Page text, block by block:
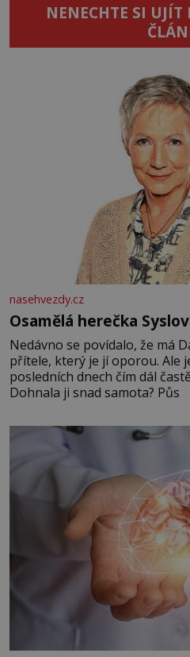
NENECHTE SI
nasehvezdy.cz
Osamělá herečka
Nedávno se povídalo, že má
přítele, který je jí oporou. Ale
posledních dnech čím dál
Dohnala ji snad samota? Půs